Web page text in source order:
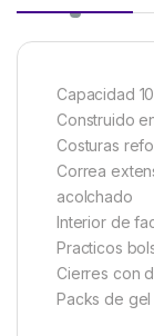
Capacidad
Construido
Costuras
Correa
acolchado
Interior de
Practicos
Cierres con
Packs de